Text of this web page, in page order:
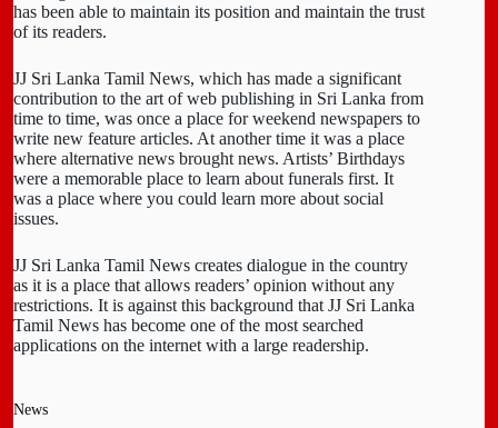
has been able to maintain its position and maintain the trust
of its readers.
JJ Sri Lanka Tamil News, which has made a significant
contribution to the art of web publishing in Sri Lanka from
time to time, was once a place for weekend newspapers to
write new feature articles. At another time it was a place
where alternative news brought news. Artists’ Birthdays
were a memorable place to learn about funerals first. It
was a place where you could learn more about social
issues.
JJ Sri Lanka Tamil News creates dialogue in the country
as it is a place that allows readers’ opinion without any
restrictions. It is against this background that JJ Sri Lanka
Tamil News has become one of the most searched
applications on the internet with a large readership.
News